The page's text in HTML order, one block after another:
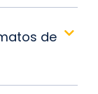
de